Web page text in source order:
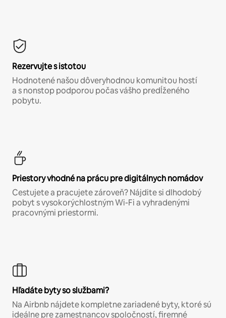
Rezervujte s istotou
Hodnotené našou dôveryhodnou komunitou hostí
a s nonstop podporou počas vášho predĺženého
pobytu.
Priestory vhodné na prácu pre digitálnych nomádov
Cestujete a pracujete zároveň? Nájdite si dlhodobý
pobyt s vysokorýchlostným Wi-Fi a vyhradenými
pracovnými priestormi.
Hľadáte byty so službami?
Na Airbnb nájdete kompletne zariadené byty, ktoré sú
ideálne pre zamestnancov spoločností, firemné